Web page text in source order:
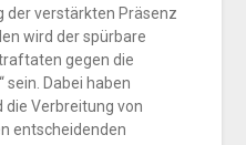
der verstärkten Präsenz
wird der spürbare
gegen die
Dabei haben
die Verbreitung von
entscheidenden